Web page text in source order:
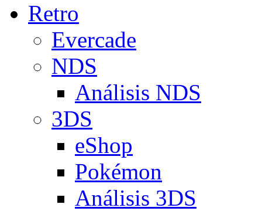
Retro
Evercade
NDS
Análisis NDS
3DS
eShop
Pokémon
Análisis 3DS